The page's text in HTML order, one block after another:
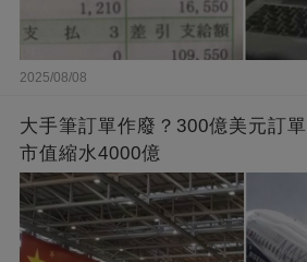
2025/08/08
大手筆訂單作廢？300億美元訂
市值縮水4000億